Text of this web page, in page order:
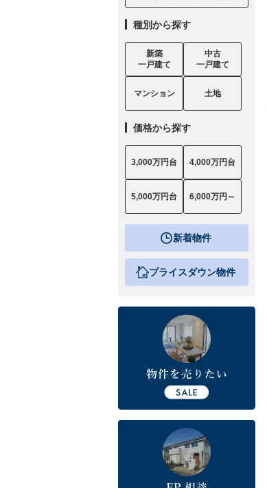
種別から探す
新築
一戸建て
中古
一戸建て
マンション 土地
価格から探す
3,000万円台 4,000万円台
5,000万円台 6,000万円～
新着物件
プライスダウン物件